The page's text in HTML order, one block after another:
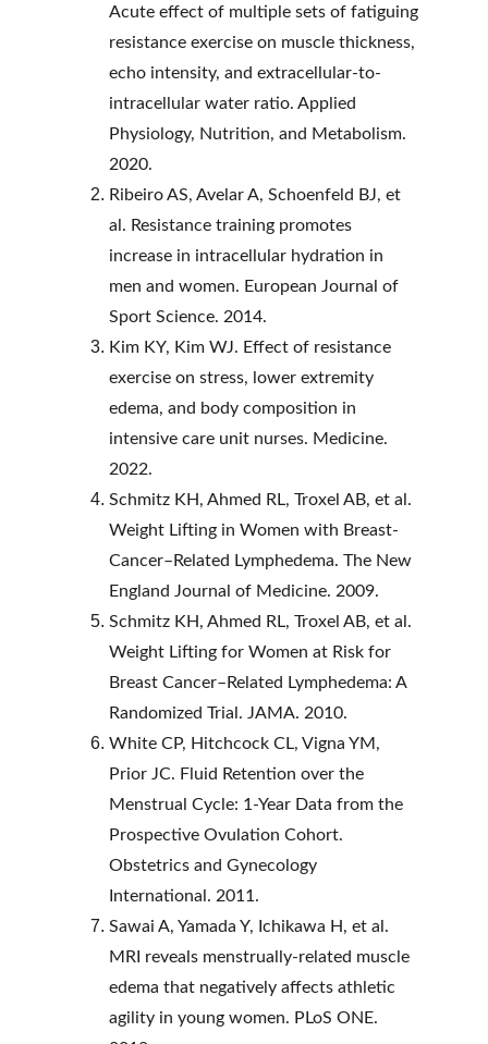
Acute effect of multiple sets of fatiguing
resistance exercise on muscle thickness,
echo intensity, and extracellular-to-
intracellular water ratio. Applied
Physiology, Nutrition, and Metabolism.
2020.
Ribeiro AS, Avelar A, Schoenfeld BJ, et
al. Resistance training promotes
increase in intracellular hydration in
men and women. European Journal of
Sport Science. 2014.
Kim KY, Kim WJ. Effect of resistance
exercise on stress, lower extremity
edema, and body composition in
intensive care unit nurses. Medicine.
2022.
Schmitz KH, Ahmed RL, Troxel AB, et al.
Weight Lifting in Women with Breast-
Cancer–Related Lymphedema. The New
England Journal of Medicine. 2009.
Schmitz KH, Ahmed RL, Troxel AB, et al.
Weight Lifting for Women at Risk for
Breast Cancer–Related Lymphedema: A
Randomized Trial. JAMA. 2010.
White CP, Hitchcock CL, Vigna YM,
Prior JC. Fluid Retention over the
Menstrual Cycle: 1-Year Data from the
Prospective Ovulation Cohort.
Obstetrics and Gynecology
International. 2011.
Sawai A, Yamada Y, Ichikawa H, et al.
MRI reveals menstrually-related muscle
edema that negatively affects athletic
agility in young women. PLoS ONE.